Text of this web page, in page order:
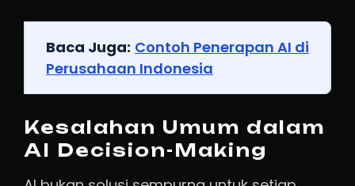
Baca Juga: Contoh Penerapan AI di
Perusahaan Indonesia
Kesalahan Umum dalam
AI Decision-Making